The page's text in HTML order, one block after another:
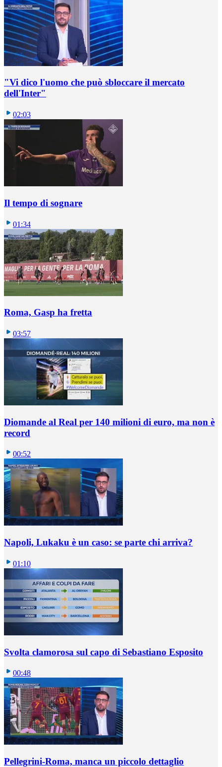
"Vi dico l'uomo che può sbloccare il mercato
dell'Inter"
02:03
Il tempo di sognare
01:34
Roma, Gasp ha fretta
03:57
Diomande al Real per 140 milioni di euro, ma non è
record
00:52
Napoli, Lukaku è un caso: se parte chi arriva?
01:10
Svolta clamorosa sul capo di Sebastiano Esposito
00:48
Pellegrini-Roma, manca un piccolo dettaglio